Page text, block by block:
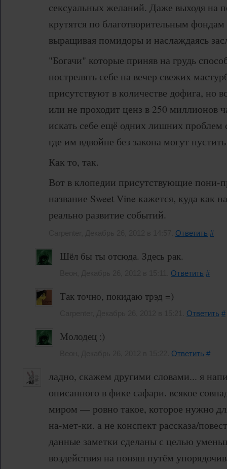
сексуальных желаний. Даже выходя на
крутятся по благотворительным
выращивая помидоры и наслаждаясь
"Богачи" которые приняв на грудь
пострелять себе на вечер свежих
присутствуют в количестве дофига, но
или не проходит ценз в 250 миллионов
искать себе ещё одних лишних проблем
где им вдвойне без закона могут
Как то, так.
Вот в клопедии присутствующие пони-
название Sweet Vine кажется, куда как
реально развитие событий.
Ответить #
Шёл бы ты отсюда. Здесь рак.
Ответить #
Так точно, покидаю трэд =)
Ответить #
Молодец :)
Ответить #
ладно, скажем другими словами... я
описанного в фике сафари. всякое
миром — ровно такое, которое нужно
на-мет-ки. а не конспект рассказа/
данные заметки сделаны с целью
воздействия на поняш путём